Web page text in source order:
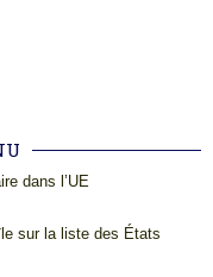
dans l’UE
sur la liste des États